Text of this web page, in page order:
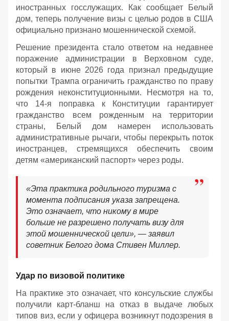
иностранных госслужащих. Как сообщает Белый
дом, теперь получение визы с целью родов в США
официально признано мошеннической схемой.
Решение президента стало ответом на недавнее
поражение администрации в Верховном суде,
который в июне 2026 года признал предыдущие
попытки Трампа ограничить гражданство по праву
рождения неконституционными. Несмотря на то,
что 14-я поправка к Конституции гарантирует
гражданство всем рожденным на территории
страны, Белый дом намерен использовать
административные рычаги, чтобы перекрыть поток
иностранцев, стремящихся обеспечить своим
детям «американский паспорт» через роды.
«Эта практика родильного туризма с
момента подписания указа запрещена.
Это означает, что никому в мире
больше не разрешено получать визу для
этой мошеннической цели», — заявил
советник Белого дома Стивен Миллер.
Удар по визовой политике
На практике это означает, что консульские службы
получили карт-бланш на отказ в выдаче любых
типов виз, если у офицера возникнут подозрения в